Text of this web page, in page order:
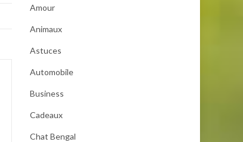
Amour
Animaux
Astuces
Automobile
Business
Cadeaux
Chat Bengal